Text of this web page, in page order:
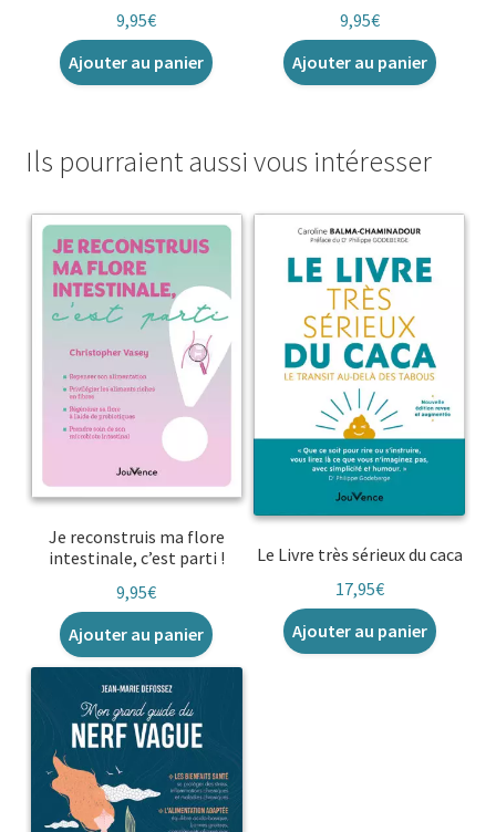
9,95€
Ajouter au panier
9,95€
Ajouter au panier
Ils pourraient aussi vous intéresser
Je reconstruis ma flore
intestinale, c’est parti !
9,95€
Ajouter au panier
Le Livre très sérieux du caca
17,95€
Ajouter au panier